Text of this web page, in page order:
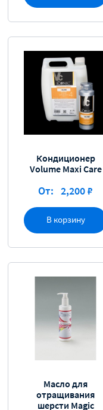
В корзину
Кондиционер
Volume Maxi Care
От: 2,200 ₽
Масло для
отращивания
шерсти Magic